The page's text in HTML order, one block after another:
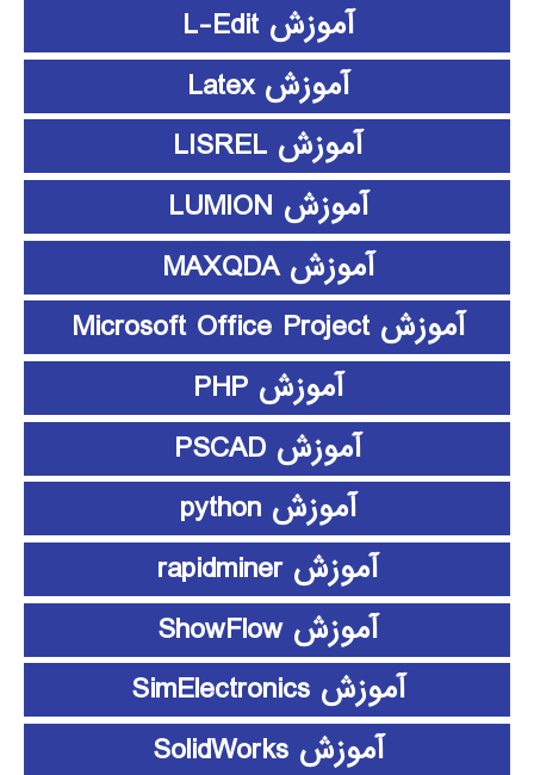
آموزش L-Edit
آموزش Latex
آموزش LISREL
آموزش LUMION
آموزش MAXQDA
آموزش Microsoft Office Project
آموزش PHP
آموزش PSCAD
آموزش python
آموزش rapidminer
آموزش ShowFlow
آموزش SimElectronics
آموزش SolidWorks